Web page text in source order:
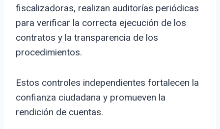
fiscalizadoras, realizan auditorías periódicas
para verificar la correcta ejecución de los
contratos y la transparencia de los
procedimientos.
Estos controles independientes fortalecen la
confianza ciudadana y promueven la
rendición de cuentas.